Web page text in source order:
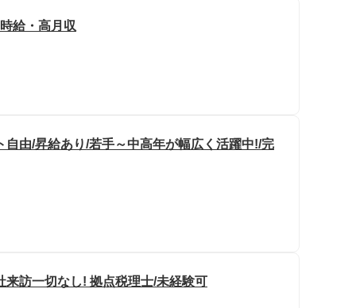
給・高月収
由/昇給あり/若手～中高年が幅広く活躍中!/完
訪一切なし! 拠点税理士/未経験可